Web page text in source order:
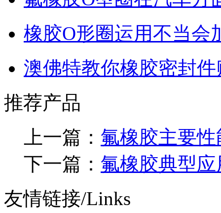
橡胶O形圈运用不当会
澳佛特教你橡胶密封
推荐产品
上一篇： 氟橡胶主要
下一篇： 氟橡胶典型应
友情链接/Links